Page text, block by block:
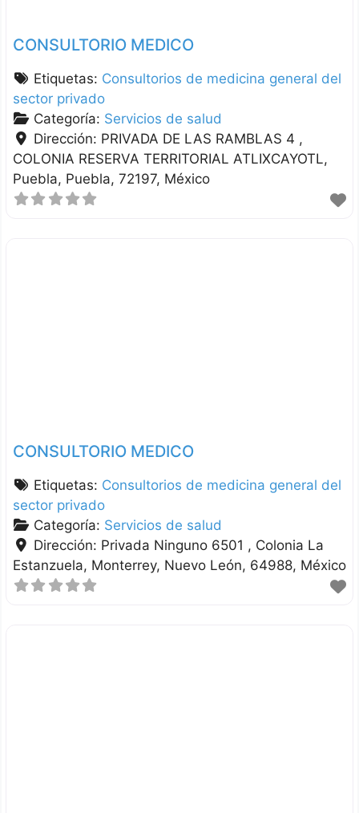
CONSULTORIO MEDICO
Etiquetas: Consultorios de medicina general del
sector privado
Categoría: Servicios de salud
Dirección: PRIVADA DE LAS RAMBLAS 4 ,
COLONIA RESERVA TERRITORIAL ATLIXCAYOTL
Puebla Puebla 72197 México
CONSULTORIO MEDICO
Etiquetas: Consultorios de medicina general del
sector privado
Categoría: Servicios de salud
Dirección: Privada Ninguno 6501 , Colonia La
Estanzuela Monterrey Nuevo León 64988 México